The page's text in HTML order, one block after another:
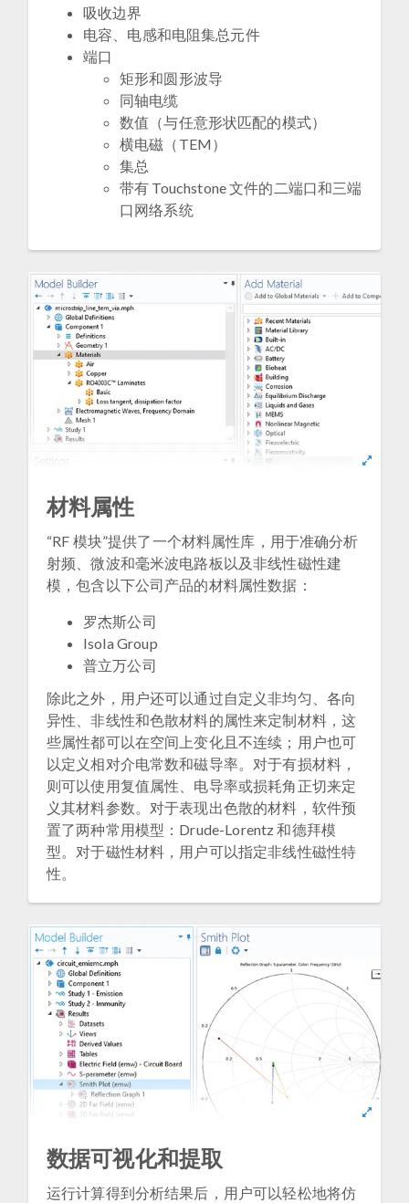
吸收边界
电容、电感和电阻集总元件
端口
矩形和圆形波导
同轴电缆
数值（与任意形状匹配的模式）
横电磁（TEM）
集总
带有 Touchstone 文件的二端口和三端
口网络系统
材料属性
“RF 模块”提供了一个材料属性库，用于准确分析
射频、微波和毫米波电路板以及非线性磁性建
模，包含以下公司产品的材料属性数据：
罗杰斯公司
Isola Group
普立万公司
除此之外，用户还可以通过自定义非均匀、各向
异性、非线性和色散材料的属性来定制材料，这
些属性都可以在空间上变化且不连续；用户也可
以定义相对介电常数和磁导率。对于有损材料，
则可以使用复值属性、电导率或损耗角正切来定
义其材料参数。对于表现出色散的材料，软件预
置了两种常用模型：Drude-Lorentz 和德拜模
型。对于磁性材料，用户可以指定非线性磁性特
性。
数据可视化和提取
运行计算得到分析结果后，用户可以轻松地将仿